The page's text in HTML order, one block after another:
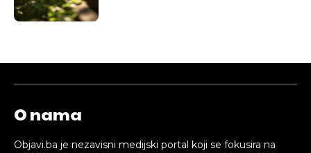
O nama
Objavi.ba je nezavisni medijski portal koji se fokusira na